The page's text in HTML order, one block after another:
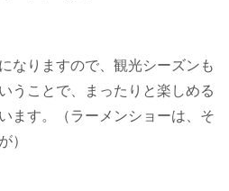
なりますので、観光シーズンも
うことで、まったりと楽しめる
ます。（ラーメンショーは、そ
）